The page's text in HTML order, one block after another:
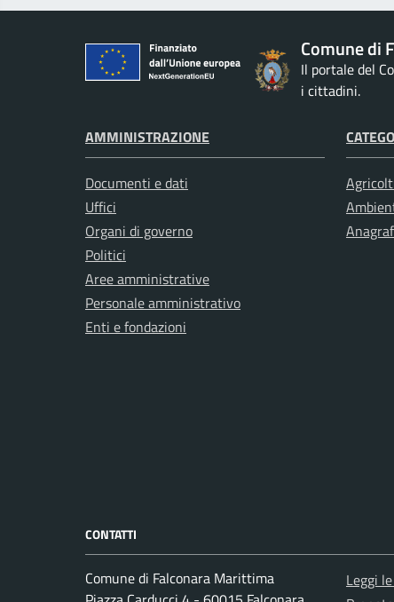
Comune di
Il portale del
i cittadini.
AMMINISTRAZIONE
Documenti e dati
Uffici
Organi di governo
Politici
Aree amministrative
Personale amministrativo
Enti e fondazioni
CONTATTI
Comune di Falconara Marittima
Leggi